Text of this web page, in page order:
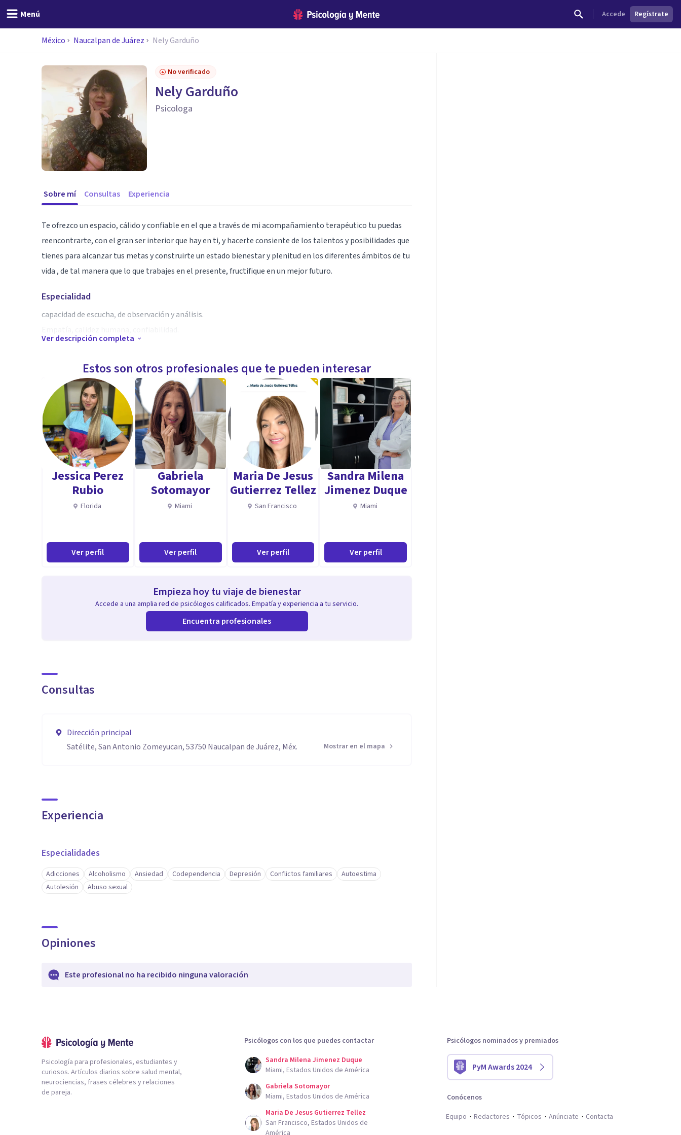
Menú Accede Regístrate
México Naucalpan de Juárez Nely Garduño
No verificado
Nely Garduño
Psicologa
Sobre mí Consultas Experiencia
Te ofrezco un espacio, cálido y confiable en el que a través de mi acompañamiento terapéutico tu puedas
reencontrarte, con el gran ser interior que hay en ti, y hacerte consiente de los talentos y posibilidades que
tienes para alcanzar tus metas y construirte un estado bienestar y plenitud en los diferentes ámbitos de tu
vida , de tal manera que lo que trabajes en el presente, fructifique en un mejor futuro.
Especialidad
capacidad de escucha, de observación y análisis.
Psicológica clinica, y educativa. Terapia sistémica, centrada en soluciones , atención a adultos y niños y
adolescentes con problemas de conducta y aprendizaje .
Niños con necesidades educativas especiales .
Ver descripción completa
Estos son otros profesionales que te pueden interesar
Jessica Perez
Rubio
Florida
Ver perfil
Gabriela
Sotomayor
Miami
Ver perfil
Maria De Jesus
Gutierrez Tellez
San Francisco
Ver perfil
Sandra Milena
Jimenez Duque
Miami
Ver perfil
Empieza hoy tu viaje de bienestar
Accede a una amplia red de psicólogos calificados. Empatía y experiencia a tu servicio.
Encuentra profesionales
Consultas
Dirección principal
Satélite, San Antonio Zomeyucan, 53750 Naucalpan de Juárez, Méx.
Mostrar en el mapa
Experiencia
Especialidades
Adicciones Alcoholismo Ansiedad Codependencia Depresión Conflictos familiares
Autoestima
Autolesión
Abuso sexual
Opiniones
Este profesional no ha recibido ninguna valoración
Psicología para profesionales, estudiantes y
curiosos. Artículos diarios sobre salud mental,
neurociencias, frases célebres y relaciones
de pareja.
Psicólogos con los que puedes contactar
Sandra Milena Jimenez Duque
Miami, Estados Unidos de América
Gabriela Sotomayor
Miami, Estados Unidos de América
Maria De Jesus Gutierrez Tellez
San Francisco, Estados Unidos de
América
Psicólogos nominados y premiados
PyM Awards 2024
Conócenos
Equipo
Redactores Tópicos Anúnciate Contacta